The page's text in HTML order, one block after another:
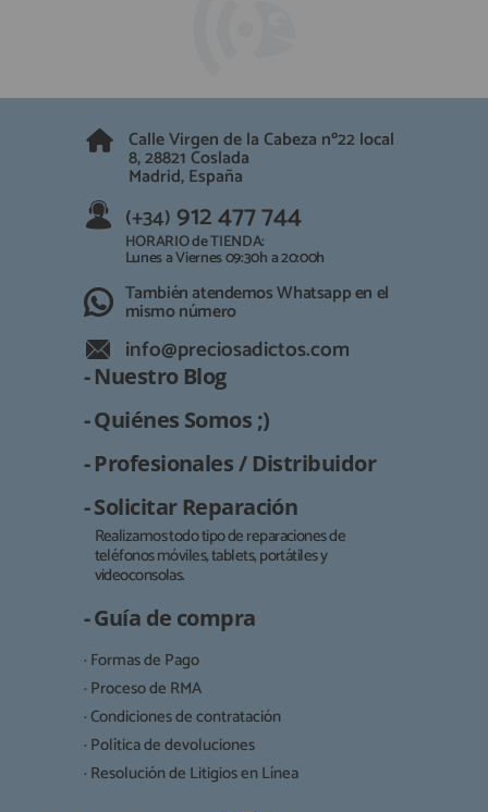
Calle Virgen de la Cabeza nº22 local
8, 28821 Coslada
Madrid, España
(+34) 912 477 744
HORARIO de TIENDA:
Lunes a Viernes 09:30h a 20:00h
También atendemos Whatsapp en el
mismo número
info@preciosadictos.com
- Nuestro Blog
- Quiénes Somos ;)
- Profesionales / Distribuidor
- Solicitar Reparación
Realizamos todo tipo de reparaciones de
teléfonos móviles, tablets, portátiles y
videoconsolas.
- Guía de compra
· Formas de Pago
· Proceso de RMA
· Condiciones de contratación
· Política de devoluciones
· Resolución de Litigios en Línea
Responsable:
Finalidad:
Destinatarios:
Derechos: